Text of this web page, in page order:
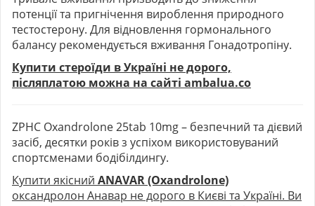
потенції та пригнічення вироблення природного
тестостерону. Для відновлення гормонального
балансу рекомендується вживання Гонадотропіну.
Купити стероїди в Україні не дорого,
післяплатою можна на сайті ambalua.co
ZPHC Oxandrolone 25tab 10mg – безпечний та дієвий
засіб, десятки років з успіхом використовуваний
спортсменами бодібілдингу.
Купити якісний ANAVAR (Oxandrolone)
оксандролон Анавар не дорого в Києві та Україні. Ви